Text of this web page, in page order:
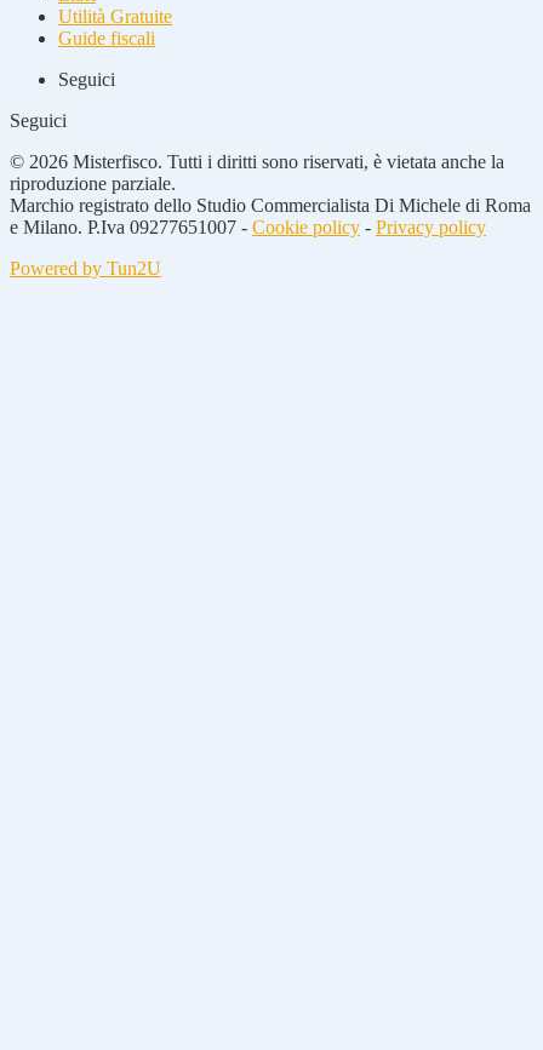
Utilità Gratuite
Guide fiscali
Seguici
Seguici
© 2026 Misterfisco. Tutti i diritti sono riservati, è vietata anche la
riproduzione parziale.
Marchio registrato dello Studio Commercialista Di Michele di Roma
e Milano. P.Iva 09277651007 - Cookie policy - Privacy policy
Powered by Tun2U